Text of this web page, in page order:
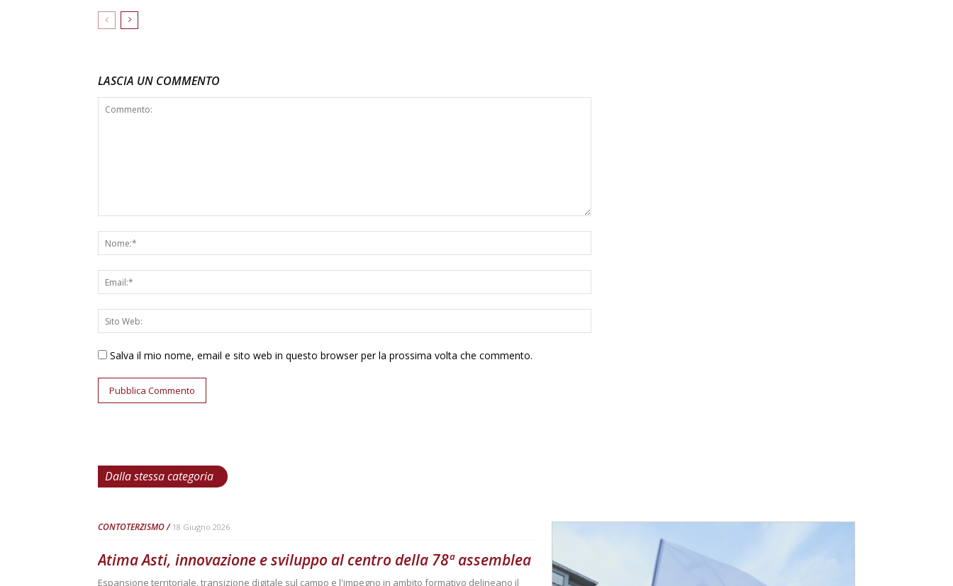
LASCIA UN COMMENTO
Salva il mio nome, email e sito web in questo browser per la prossima volta che commento.
Dalla stessa categoria
CONTOTERZISMO 18 Giugno 2026
Atima Asti, innovazione e sviluppo al centro della 78ª assemblea
Espansione territoriale, transizione digitale sul campo e l'impegno in ambito formativo delineano il